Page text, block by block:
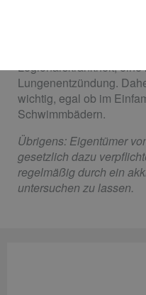
Legionärskrankheit,
Lungenentzündung.
wichtig, egal ob im
Schwimmbädern.
Übrigens: Eigentümer
gesetzlich dazu
regelmäßig durch ein
untersuchen zu lassen.